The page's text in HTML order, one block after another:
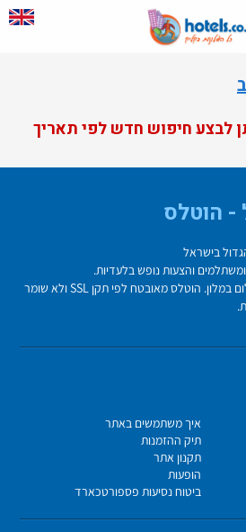
לבצע חיפוש חדש לפי תאריך
- הוטלס
בישראל
והצעות נופש בלעדיות.
הזמנה באתר ללא חיוב, התשלום במלון. הוטלס מאובטח לפי תקן SSL ולא שומר
איך משתמשים באתר
תיק ההזמנות
תקנון אתר
הופעות
ביטוח נסיעות פספורטכארד